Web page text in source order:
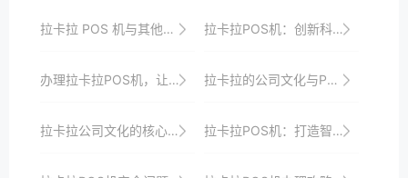
拉卡拉 POS 机与其他品牌的对比 拉卡拉POS机：创新科技，让商业更加智能
办理拉卡拉POS机，让您的店铺备受瞩目 拉卡拉的公司文化与POS机行业合作共赢模式的构建
拉卡拉公司文化的核心价值观与理念解读 拉卡拉POS机：打造智慧零售的支付新引擎